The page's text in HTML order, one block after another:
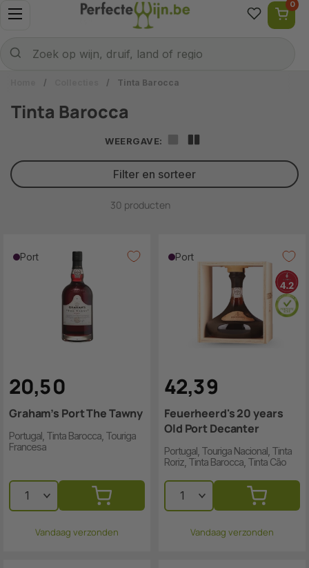
Ga naar content
Menu openen
Zoek op wijn, druif, land of regio
0
/ / Tinta Barocca
Tinta Barocca
30 producten
WEERGAVE:
Filter en sorteer
Port
20,50
Graham’s Port The Tawny
Portugal, Tinta Barocca, Touriga
Francesa
Vandaag verzonden
Port
42,39
Feuerheerd's 20 years
Old Port Decanter
Portugal, Touriga Nacional, Tinta
Roriz, Tinta Barocca, Tinta Cão
Vandaag verzonden